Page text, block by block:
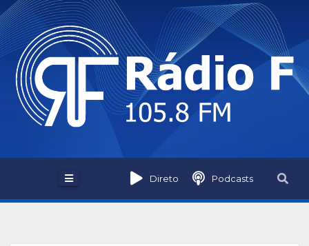
Skip
to
content
Direto Podcasts